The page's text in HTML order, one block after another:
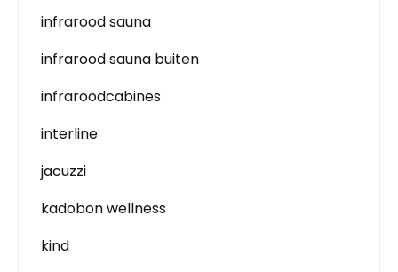
infrarood sauna
infrarood sauna buiten
infraroodcabines
interline
jacuzzi
kadobon wellness
kind